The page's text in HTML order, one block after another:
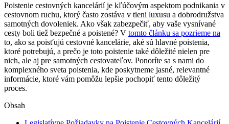
Poistenie cestovných kancelárií je kľúčovým aspektom podnikania v
cestovnom ruchu, ktorý často zostáva v tieni luxusu a dobrodružstva
samotných dovoleniek. Ako však zabezpečiť, aby vaše vysnívané
cesty boli tiež bezpečné a poistené? V tomto článku sa pozrieme na
to, ako sa poisťujú cestovné kancelárie, aké sú hlavné poistenia,
ktoré potrebujú, a prečo je toto poistenie také dôležité nielen pre
nich, ale aj pre samotných cestovateľov. Ponoríte sa s nami do
komplexného sveta poistenia, kde poskytneme jasné, relevantné
informácie, ktoré vám pomôžu lepšie pochopiť tento dôležitý
proces.
Obsah